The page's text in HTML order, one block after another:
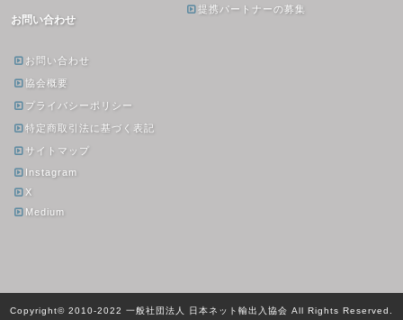
提携パートナーの募集
お問い合わせ
お問い合わせ
協会概要
プライバシーポリシー
特定商取引法に基づく表記
サイトマップ
Instagram
X
Medium
Copyright© 2010-2022 一般社団法人 日本ネット輸出入協会 All Rights Reserved.